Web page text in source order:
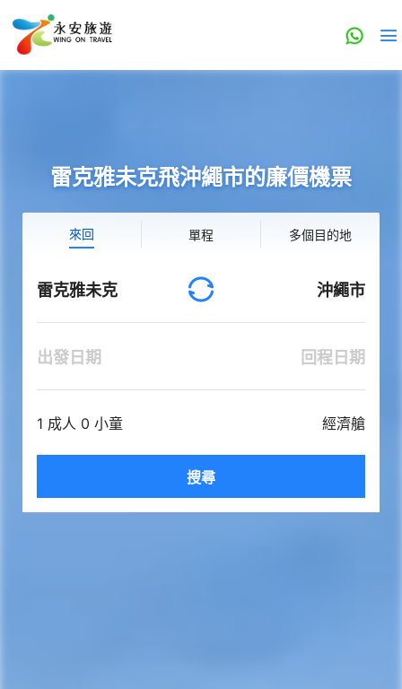
雷克雅未克飛沖繩市的廉價機票
來回 單程 多個目的地
雷克雅未克 沖繩市
出發日期 回程日期
1 成人 0 小童 經濟艙
搜尋